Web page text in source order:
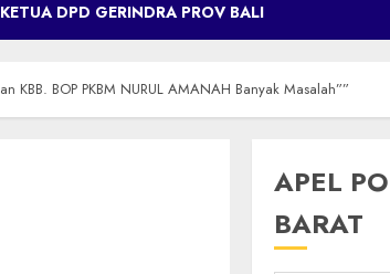
DPD GERINDRA PROV BALI
KBB. BOP PKBM NURUL AMANAH Banyak Masalah””
APEL
BARAT